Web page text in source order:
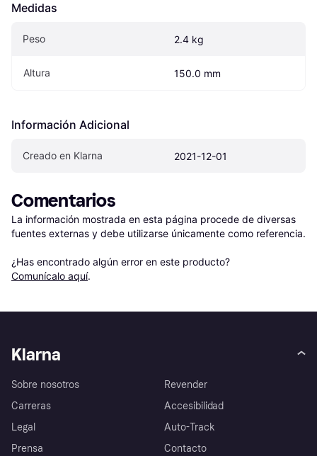
Medidas
Peso 2.4 kg
Altura 150.0 mm
Información Adicional
Creado en Klarna 2021-12-01
Comentarios
La información mostrada en esta página procede de diversas
fuentes externas y debe utilizarse únicamente como referencia.
¿Has encontrado algún error en este producto?
Comunícalo aquí.
Klarna
Sobre nosotros
Carreras
Legal
Prensa
Revender
Accesibilidad
Auto-Track
Contacto